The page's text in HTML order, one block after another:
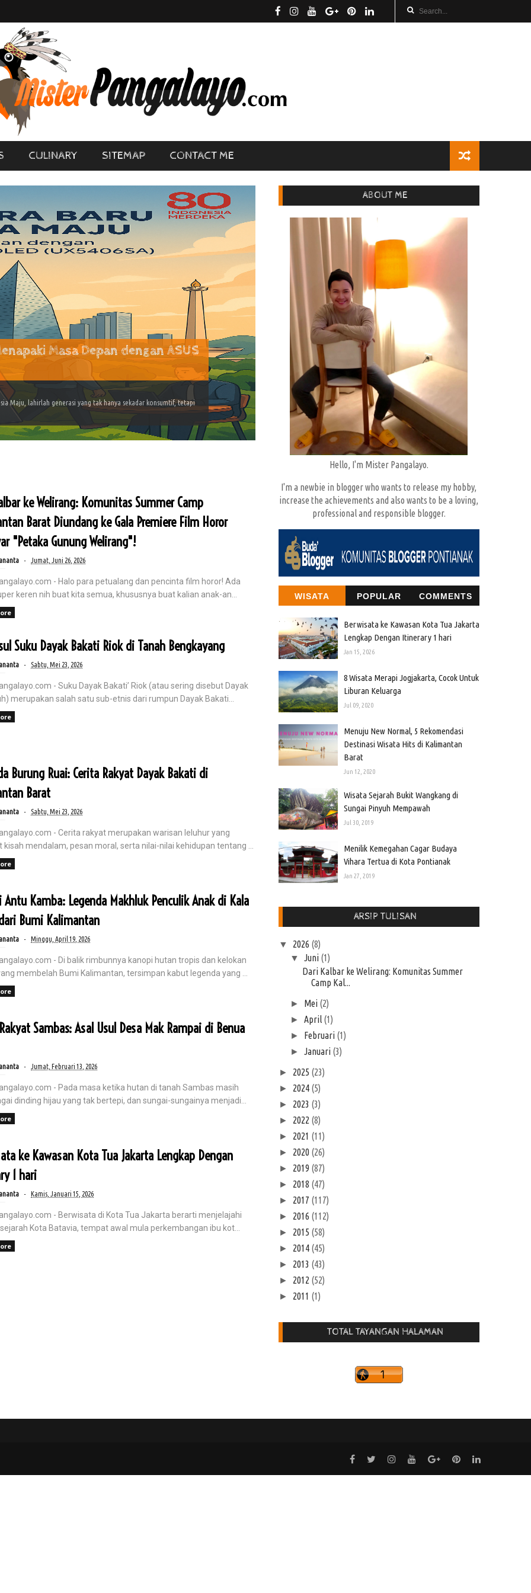
CULINARY SITEMAP CONTACT ME
Masa Depan dengan ASUS
Maju, lahirlah generasi yang tak hanya sekadar konsumtif, tetapi
Depan Penerimaan Negara di
Indonesia di tahun 2045 saat kita merayakan satu abad
AI dengan ASUS Zenbook S14
ASUS Zenbook S14 OLED (UX5406SA). Sebagai seorang Branch
{ font-family: 'Arial', sans-serif; padding: 20px; line-height: 1.7; ...
ke Welirang: Komunitas Summer Camp
Barat Diundang ke Gala Premiere Film Horor
"Petaka Gunung Welirang"!
Jumat, Juni 26, 2026
- Halo para petualang dan pencinta film horor! Ada
keren nih buat kita semua, khususnya buat kalian anak-an...
Suku Dayak Bakati Riok di Tanah Bengkayang
Sabtu, Mei 23, 2026
- Suku Dayak Bakati’ Riok (atau sering disebut Dayak
merupakan salah satu sub-etnis dari rumpun Dayak Bakati...
Burung Ruai: Cerita Rakyat Dayak Bakati di
Barat
Sabtu, Mei 23, 2026
- Cerita rakyat merupakan warisan leluhur yang
mendalam, pesan moral, serta nilai-nilai kehidupan tentang ...
Antu Kamba: Legenda Makhluk Penculik Anak di Kala
Bumi Kalimantan
Minggu, April 19, 2026
- Di balik rimbunnya kanopi hutan tropis dan kelokan
membelah Bumi Kalimantan, tersimpan kabut legenda yang ...
Sambas: Asal Usul Desa Mak Rampai di Benua
Jumat, Februari 13, 2026
- Pada masa ketika hutan di tanah Sambas masih
dinding hijau yang tak bertepi, dan sungai-sungainya menjadi...
ke Kawasan Kota Tua Jakarta Lengkap Dengan
1 hari
Kamis, Januari 15, 2026
- Berwisata di Kota Tua Jakarta berarti menjelajahi
Kota Batavia, tempat awal mula perkembangan ibu kot...
ABOUT ME
Hello, I'm Mister Pangalayo.
I'm a newbie in blogger who wants to release my hobby,
increase the achievements and also wants to be a loving,
professional and responsible blogger.
WISATA POPULAR COMMENTS
Berwisata ke Kawasan Kota Tua Jakarta
Lengkap Dengan Itinerary 1 hari
Jan 15, 2026
8 Wisata Merapi Jogjakarta, Cocok Untuk
Liburan Keluarga
Jul 09, 2020
Menuju New Normal, 5 Rekomendasi
Destinasi Wisata Hits di Kalimantan
Barat
Jun 12, 2020
Wisata Sejarah Bukit Wangkang di
Sungai Pinyuh Mempawah
Jul 30, 2019
Menilik Kemegahan Cagar Budaya
Vihara Tertua di Kota Pontianak
Jan 27, 2019
ARSIP TULISAN
▼ 2026 (8)
▼ Juni (1)
Dari Kalbar ke Welirang: Komunitas Summer
Camp Kal...
► Mei (2)
► April (1)
► Februari (1)
► Januari (3)
► 2025 (23)
► 2024 (5)
► 2023 (3)
► 2022 (8)
► 2021 (11)
► 2020 (26)
► 2019 (87)
► 2018 (47)
► 2017 (117)
► 2016 (112)
► 2015 (58)
► 2014 (45)
► 2013 (43)
► 2012 (52)
► 2011 (1)
TOTAL TAYANGAN HALAMAN